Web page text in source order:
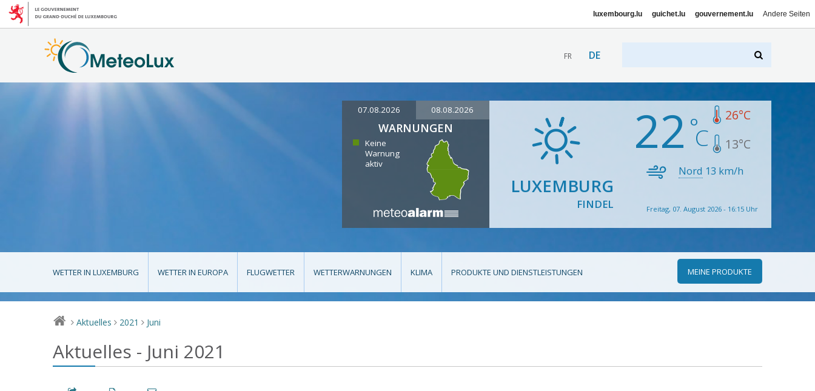
luxembourg.lu guichet.lu gouvernement.lu Andere Seiten
FR DE
07.08.2026 08.08.2026
WARNUNGEN
Keine
Warnung
aktiv
LUXEMBURG
FINDEL
22 26°C
13°C
Nord 13 km/h
Freitag, 07. August 2026 - 16:15 Uhr
WETTER IN LUXEMBURG WETTER IN EUROPA FLUGWETTER WETTERWARNUNGEN KLIMA PRODUKTE UND DIENSTLEISTUNGEN MEINE PRODUKTE
> Aktuelles > 2021 > Juni
Aktuelles - Juni 2021